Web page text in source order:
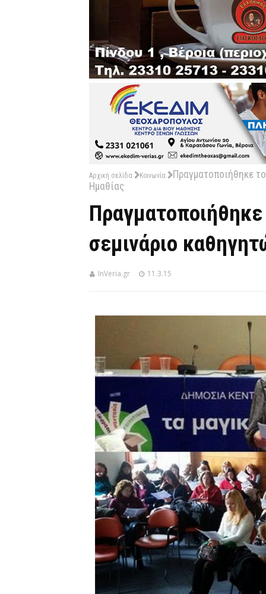
Αρχική σελίδα Κοινωνία
Πραγματοποιήθηκε
Ημαθίας
σεμινάριο
InVeria.gr 11.3.15